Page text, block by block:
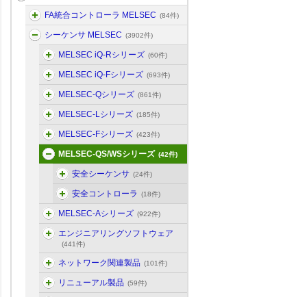
FA統合コントローラ MELSEC (84件)
シーケンサ MELSEC (3902件)
MELSEC iQ-Rシリーズ (60件)
MELSEC iQ-Fシリーズ (693件)
MELSEC-Qシリーズ (861件)
MELSEC-Lシリーズ (185件)
MELSEC-Fシリーズ (423件)
MELSEC-QS/WSシリーズ (42件)
安全シーケンサ (24件)
安全コントローラ (18件)
MELSEC-Aシリーズ (922件)
エンジニアリングソフトウェア
(441件)
ネットワーク関連製品 (101件)
リニューアル製品 (59件)